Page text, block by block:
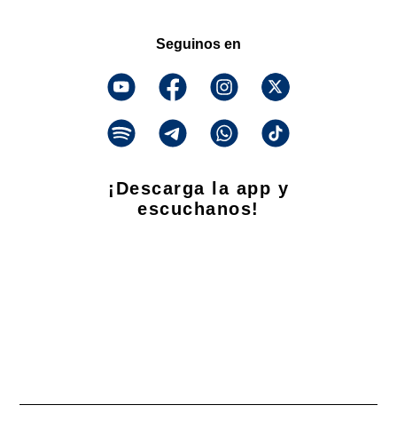
Seguinos en
¡Descarga la app y
escuchanos!